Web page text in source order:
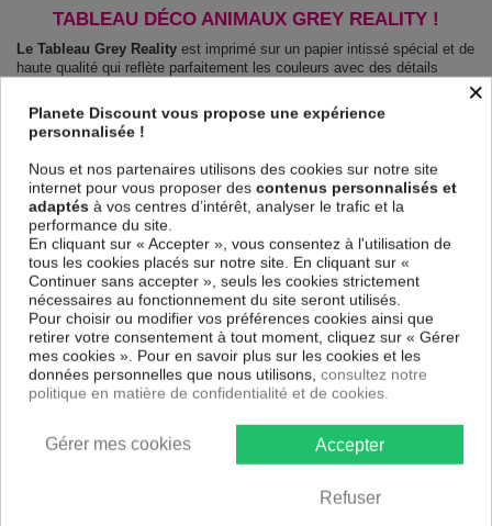
TABLEAU DÉCO ANIMAUX GREY REALITY !
Le Tableau Grey Reality est imprimé sur un papier intissé spécial et de
haute qualité qui reflète parfaitement les couleurs avec des détails
une toile tendue sur un châssis fait de matériaux respectueux de
l'environnement, vous pourrez suspendre le tableau immédiatement
sans avoir à l'encadrer.
Le Tableau Animaux Grey Realityest résistant aux rayons UV,
inodore et 100 % sûr, parfait même pour la chambre à coucher et la
chambre des enfants.
Notre large choix de tableaux tendances et modernes constituent un
moyen simple et pas cher de donner une nouvelle touche à vos
intérieurs, il y en a pour tous les goût.
Descriptif technique
Matériaux MDF
×
Planete Discount vous propose une expérience
personnalisée !
Nous et nos partenaires utilisons des cookies sur notre site
internet pour vous proposer des contenus personnalisés et
adaptés à vos centres d’intérêt, analyser le trafic et la
performance du site.
En cliquant sur « Accepter », vous consentez à l'utilisation de
tous les cookies placés sur notre site. En cliquant sur «
Continuer sans accepter », seuls les cookies strictement
nécessaires au fonctionnement du site seront utilisés.
Pour choisir ou modifier vos préférences cookies ainsi que
retirer votre consentement à tout moment, cliquez sur « Gérer
mes cookies ». Pour en savoir plus sur les cookies et les
données personnelles que nous utilisons, consultez notre
politique en matière de confidentialité et de cookies.
Accepter
Refuser
Gérer mes cookies